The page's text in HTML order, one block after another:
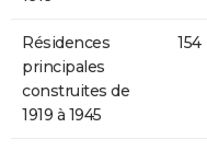
Résidences
principales
construites de
1919 à 1945
154